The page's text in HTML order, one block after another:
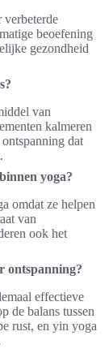
verbeterde
beoefening
gezondheid
van
kalmeren
dat
yoga?
omdat ze helpen
van
ook het
ontspanning?
effectieve
de balans tussen
rust, en yin yoga